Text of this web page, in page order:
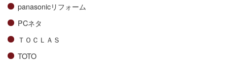
panasonicリフォーム
PCネタ
ＴＯＣＬＡＳ
TOTO